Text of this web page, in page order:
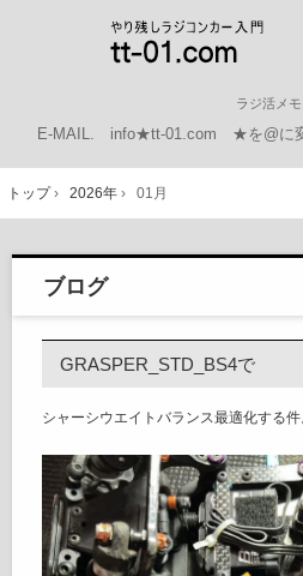
ラジ活メモ
E-MAIL. info★tt-01.com ★を@に変
トップ› 2026年 › 01月
ブログ
GRASPER_STD_BS4で
シャーシウエイトバランス最適化する件